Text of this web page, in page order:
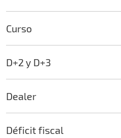
Curso
D+2 y D+3
Dealer
Déficit fiscal